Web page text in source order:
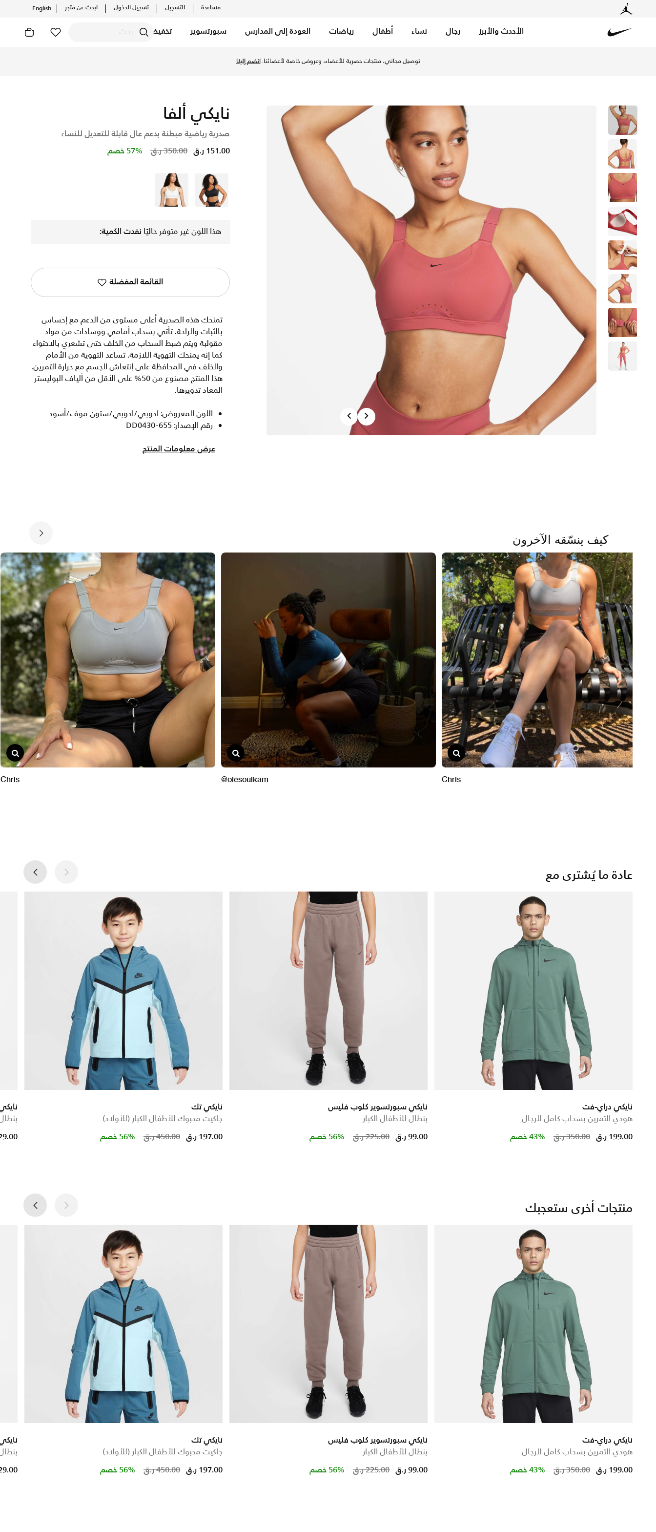
مساعدة التسجيل تسجيل الدخول ابحث عن متجر English
الأحدث والأبرز رجال نساء أطفال رياضات العودة إلى المدارس سبورتسوير تخفيضات
توصيل مجاني، منتجات حصرية للأعضاء، وعروض خاصة لأعضائنا.انضم إلينا
Next
نايكي ألفا
صدرية رياضية مبطنة بدعم عال قابلة للتعديل للنساء
Price reduced from
350.00 ر.ق to 151.00 ر.ق 57% خصم
أسود أبيض
هذا اللون غير متوفر حاليًا نفدت الكمية:
القائمة المفضلة
تمنحك هذه الصدرية أعلى مستوى من الدعم مع إحساس
بالثبات والراحة. تأتي بسحاب أمامي ووسادات من مواد
مقولبة ويتم ضبط السحاب من الخلف حتى تشعري بالاحتواء
كما إنه يمنحك التهوية اللازمة. تساعد التهوية من الأمام
والخلف في المحافظة على إنتعاش الجسم مع حرارة التمرين.
هذا المنتج مصنوع من 50% على الأقل من ألياف البوليستر
المعاد تدويرها.
اللون المعروض: ادوبي/ادوبي/ستون موف/أسود
رقم الإصدار: DD0430-655
عرض معلومات المنتج
عادة ما يُشترى مع
نايكي دراي-فت
هودي التمرين بسحاب كامل للرجال
Price reduced 350.00 ر.ق to
199.00 ر.ق 43% خصم
نايكي سبورتسوير كلوب فليس
بنطال للأطفال الكبار
Price reduced from
225.00 ر.ق to99.00 ر.ق 56% خصم
نايكي تك
جاكيت محبوك للأطفال الكبار (للأولاد)
Price reduced from 450.00 ر.ق to
197.00 ر.ق 56% خصم
منتجات أخرى ستعجبك
نايكي دراي-فت
هودي التمرين بسحاب كامل للرجال
Price reduced 350.00 ر.ق to
199.00 ر.ق 43% خصم
نايكي سبورتسوير كلوب فليس
بنطال للأطفال الكبار
Price reduced from
225.00 ر.ق to99.00 ر.ق 56% خصم
نايكي تك
جاكيت محبوك للأطفال الكبار (للأولاد)
Price reduced from 450.00 ر.ق to
197.00 ر.ق 56% خصم